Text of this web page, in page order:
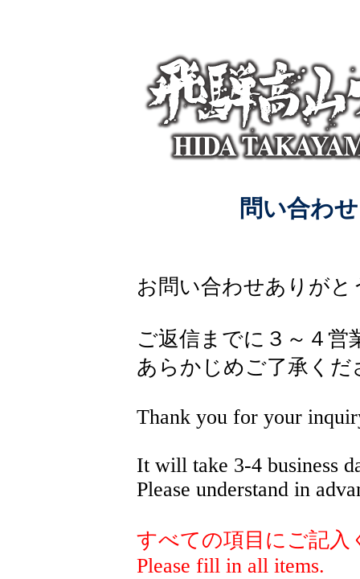
問い合わ
お問い合わせありが
ご返信までに３～４
あらかじめご了承くだ
Thank you for your
It will take 3-4 business
Please understand in
すべての項目にご記入
Please fill in all items.